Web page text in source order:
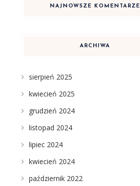
NAJNOWSZE KOMENTARZE
ARCHIWA
sierpień 2025
kwiecień 2025
grudzień 2024
listopad 2024
lipiec 2024
kwiecień 2024
październik 2022